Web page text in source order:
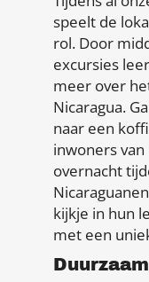
speelt de
rol. Door
excursies
meer over
Nicaragua.
naar een
inwoners
overnacht
kijkje in hun
met een